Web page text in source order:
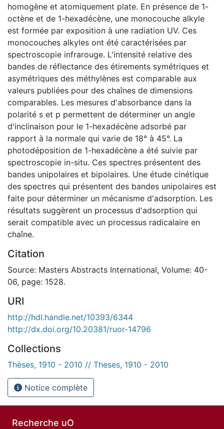
homogène et atomiquement plate. En présence de 1-
octène et de 1-hexadécène, une monocouche alkyle
est formée par exposition à une radiation UV. Ces
monocouches alkyles ont été caractérisées par
spectroscopie infrarouge. L'intensité relative des
bandes de réflectance des étirements symétriques et
asymétriques des méthylènes est comparable aux
valeurs publiées pour des chaînes de dimensions
comparables. Les mesures d'absorbance dans la
polarité s et p permettent de déterminer un angle
d'inclinaison pour le 1-hexadécène adsorbé par
rapport à la normale qui varie de 18° à 45°. La
photodéposition de 1-hexadécène a été suivie par
spectroscopie in-situ. Ces spectres présentent des
bandes unipolaires et bipolaires. Une étude cinétique
des spectres qui présentent des bandes unipolaires est
faite pour déterminer un mécanisme d'adsorption. Les
résultats suggèrent un processus d'adsorption qui
serait compatible avec un processus radicalaire en
chaîne.
Citation
Source: Masters Abstracts International, Volume: 40-
06, page: 1528.
URI
http://hdl.handle.net/10393/6344
http://dx.doi.org/10.20381/ruor-14796
Collections
Thèses, 1910 - 2010 // Theses, 1910 - 2010
Notice complète
Recherche uO